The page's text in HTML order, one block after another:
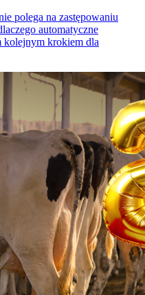
polega na zastępowaniu
automatyczne
kolejnym krokiem dla